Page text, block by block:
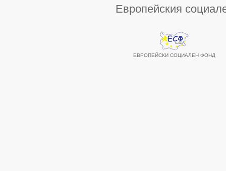
Европейския
ЕВРОПЕЙСКИ СОЦИАЛЕН ФОНД